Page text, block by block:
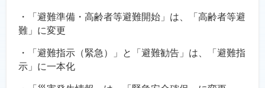
・「避難準備・高齢者等避難開始」は、「高齢者等避
難」に変更
・「避難指示（緊急）」と「避難勧告」は、「避難指
示」に一本化